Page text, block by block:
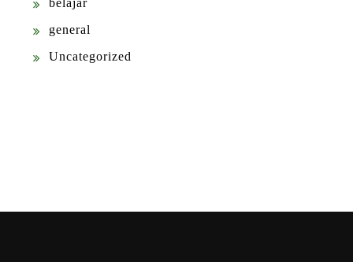
general
Uncategorized